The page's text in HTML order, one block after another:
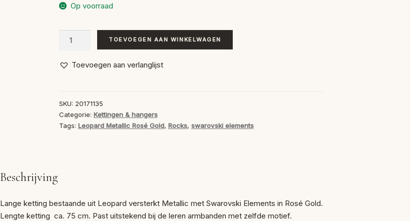
Op voorraad
Lange
Leopard
aantal
TOEVOEGEN AAN WINKELWAGEN
Toevoegen aan verlanglijst
SKU: 20171135
Categorie: Kettingen & hangers
Tags: Leopard Metallic Rosé Gold, Rocks, swarovski elements
Beschrijving
Lange ketting bestaande uit Leopard versterkt Metallic met Swarovski Elements in Rosé Gold.
Lengte ketting ca. 75 cm. Past uitstekend bij de leren armbanden met zelfde motief.